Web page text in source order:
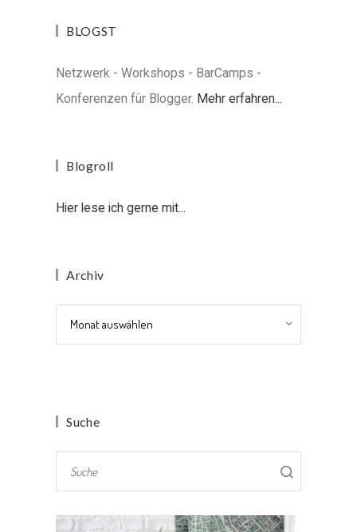
BLOGST
Netzwerk - Workshops - BarCamps -
Konferenzen für Blogger. Mehr erfahren...
Blogroll
Hier lese ich gerne mit...
Archiv
Suche